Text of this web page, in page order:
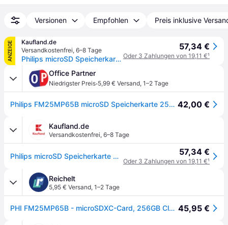
Versionen Empfohlen Preis inklusive
ANZEIGE
Kaufland.de
Versandkostenfrei, 6–8 Tage
Philips microSD Speicherkarte Ultra Pro 256 GB U3
57,34 €
Oder 3 Zahlungen von 19,11 €¹
Office Partner
Niedrigster Preis·5,99 € Versand, 1–2 Tage
Philips FM25MP65B microSD Speicherkarte 256 GB inkl. SD-Adapter 42,00 €
Kaufland.de
Versandkostenfrei, 6–8 Tage
Philips microSD Speicherkarte Ultra Pro 256 GB U3 57,34 €
Oder 3 Zahlungen von 19,11 €¹
Reichelt
5,95 € Versand, 1–2 Tage
PHI FM25MP65B - microSDXC-Card, 256GB Class 10 UHS-I U3 incl. Adapter 45,95 €